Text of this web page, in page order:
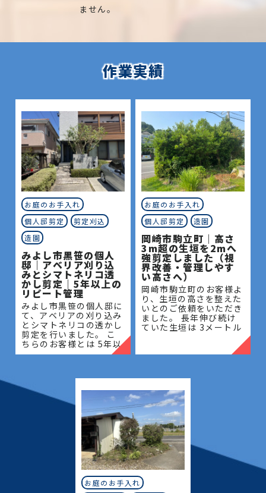
ません。
作業実績
お庭のお手入れ
個人邸剪定
剪定刈込
造園
みよし市黒笹の個人
邸｜アベリア刈り込
みとシマトネリコ透
かし剪定｜5年以上の
リピート管理
みよし市黒笹の個人邸に
て、アベリアの刈り込み
とシマトネリコの透かし
剪定を行いました。 こ
ちらのお客様とは 5年以
上のお付き合いがあり、
と樹木の健やかな成長を
サポー
お庭のお手入れ
個人邸剪定
造園
岡崎市駒立町｜高さ
3m超の生垣を2mへ
強剪定しました（視
界改善・管理しやす
い高さへ）
岡崎市駒立町のお客様よ
り、生垣の高さを整えた
いとのご依頼をいただき
ました。 長年伸び続け
ていた生垣は 3メートル
り、管理が難しく、日当
たりや風通しにも影響が
お庭のお手入れ